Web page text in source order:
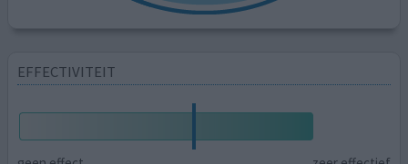
EFFECTIVITEIT